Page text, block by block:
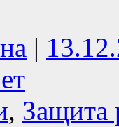
|
, Защита